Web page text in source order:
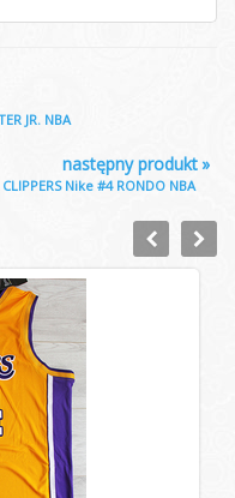
JR. NBA
»
następny produkt
Nike #4 RONDO NBA